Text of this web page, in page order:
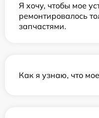
Я хочу, чтобы мое
ремонтировалось
запчастями.
Как я узнаю, что